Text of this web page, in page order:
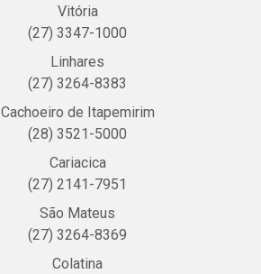
Vitória
(27) 3347-1000
Linhares
(27) 3264-8383
Cachoeiro de Itapemirim
(28) 3521-5000
Cariacica
(27) 2141-7951
São Mateus
(27) 3264-8369
Colatina